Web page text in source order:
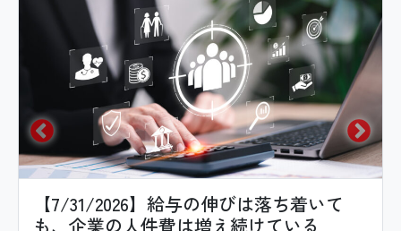
【7/31/2026】給与の伸びは落ち着いて
も、企業の人件費は増え続けている